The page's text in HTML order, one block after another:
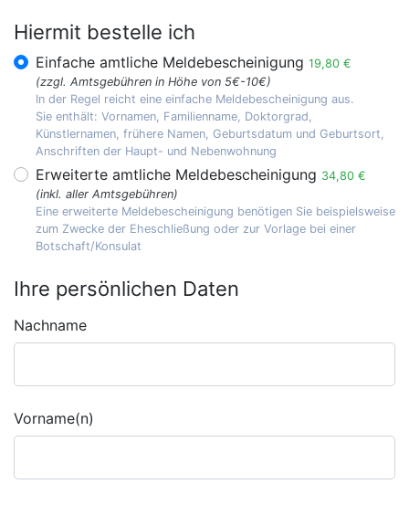
Hiermit bestelle ich
Einfache amtliche Meldebescheinigung 19,80 €
(zzgl. Amtsgebühren in Höhe von 5€-10€)
In der Regel reicht eine einfache Meldebescheinigung aus.
Sie enthält: Vornamen, Familienname, Doktorgrad,
Künstlernamen, frühere Namen, Geburtsdatum und Geburtsort,
Anschriften der Haupt- und Nebenwohnung
Erweiterte amtliche Meldebescheinigung 34,80 €
(inkl. aller Amtsgebühren)
Eine erweiterte Meldebescheinigung benötigen Sie beispielsweise
zum Zwecke der Eheschließung oder zur Vorlage bei einer
Botschaft/Konsulat
Ihre persönlichen Daten
Nachname
Vorname(n)